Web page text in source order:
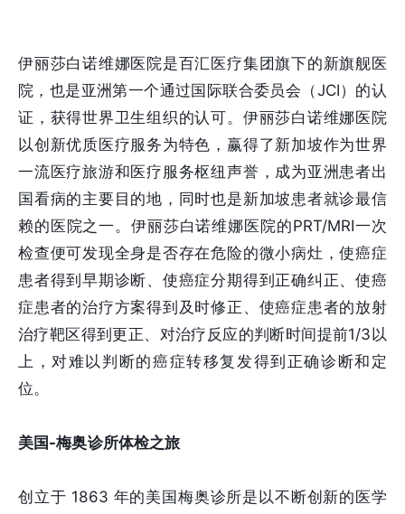
伊丽莎白诺维娜医院是百汇医疗集团旗下的新旗舰医
院，也是亚洲第一个通过国际联合委员会（JCI）的认
证，获得世界卫生组织的认可。伊丽莎白诺维娜医院
以创新优质医疗服务为特色，赢得了新加坡作为世界
一流医疗旅游和医疗服务枢纽声誉，成为亚洲患者出
国看病的主要目的地，同时也是新加坡患者就诊最信
赖的医院之一。伊丽莎白诺维娜医院的PRT/MRI一次
检查便可发现全身是否存在危险的微小病灶，使癌症
患者得到早期诊断、使癌症分期得到正确纠正、使癌
症患者的治疗方案得到及时修正、使癌症患者的放射
治疗靶区得到更正、对治疗反应的判断时间提前1/3以
上，对难以判断的癌症转移复发得到正确诊断和定
位。
美国-梅奥诊所体检之旅
创立于 1863 年的美国梅奥诊所是以不断创新的医学